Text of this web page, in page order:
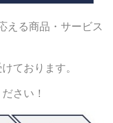
える商品・サービス
ております。
さい！